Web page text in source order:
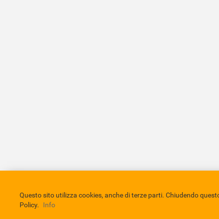
Comune di Eboli Servizio Bibliotecario Nazionale Privacy
Questo sito utilizza cookies, anche di terze parti. Chiudendo
Policy.
Info